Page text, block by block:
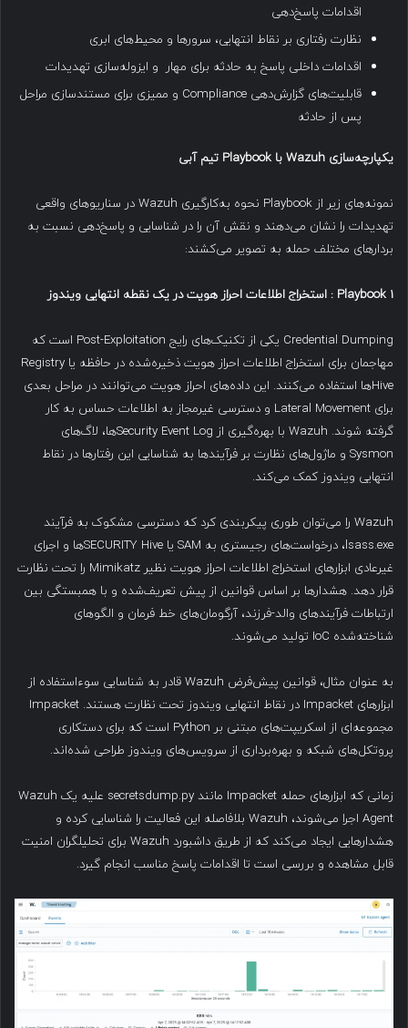
اقدامات پاسخ‌دهی
نظارت رفتاری بر نقاط انتهایی، سرورها و محیط‌های ابری
اقدامات داخلی پاسخ به حادثه برای مهار و ایزوله‌سازی تهدیدات
قابلیت‌های گزارش‌دهی Compliance و ممیزی برای مستندسازی مراحل
پس از حادثه
یکپارچه‌سازی Wazuh با Playbook تیم آبی
نمونه‌های زیر از Playbook نحوه به‌کارگیری Wazuh در سناریوهای واقعی
تهدیدات را نشان می‌دهند و نقش آن را در شناسایی و پاسخ‌دهی نسبت به
بردارهای مختلف حمله به تصویر می‌کشند:
Playbook 1
: استخراج اطلاعات احراز هویت در یک نقطه انتهایی ویندوز
Credential Dumping یکی از تکنیک‌های رایج Post-Exploitation است که
مهاجمان برای استخراج اطلاعات احراز هویت ذخیره‌شده در حافظه یا Registry
Hive‌ها استفاده می‌کنند. این داده‌های احراز هویت می‌توانند در مراحل بعدی
برای Lateral Movement و دسترسی غیرمجاز به اطلاعات حساس به کار
گرفته شوند. Wazuh با بهره‌گیری از Security Event Logها، لاگ‌های
Sysmon و ماژول‌های نظارت بر فرآیندها به شناسایی این رفتارها در نقاط
انتهایی ویندوز کمک می‌کند.
Wazuh را می‌توان طوری پیکربندی کرد که دسترسی مشکوک به فرآیند
lsass.exe، درخواست‌های رجیستری به SAM یا SECURITY Hiveها و اجرای
غیرعادی ابزارهای استخراج اطلاعات احراز هویت نظیر Mimikatz را تحت نظارت
قرار دهد. هشدارها بر اساس قوانین از پیش تعریف‌شده و با همبستگی بین
ارتباطات فرآیندهای والد-فرزند، آرگومان‌های خط فرمان و الگوهای
شناخته‌شده IoC تولید می‌شوند.
به عنوان مثال، قوانین پیش‌فرض Wazuh قادر به شناسایی سوءاستفاده از
ابزارهای Impacket در نقاط انتهایی ویندوز تحت نظارت هستند. Impacket
مجموعه‌ای از اسکریپت‌های مبتنی بر Python است که برای دستکاری
پروتکل‌های شبکه و بهره‌برداری از سرویس‌های ویندوز طراحی شده‌اند.
زمانی که ابزارهای حمله Impacket مانند secretsdump.py علیه یک Wazuh
Agent اجرا می‌شوند، Wazuh بلافاصله این فعالیت را شناسایی کرده و
هشدارهایی ایجاد می‌کند که از طریق داشبورد Wazuh برای تحلیلگران امنیت
قابل مشاهده و بررسی است تا اقدامات پاسخ مناسب انجام گیرد.